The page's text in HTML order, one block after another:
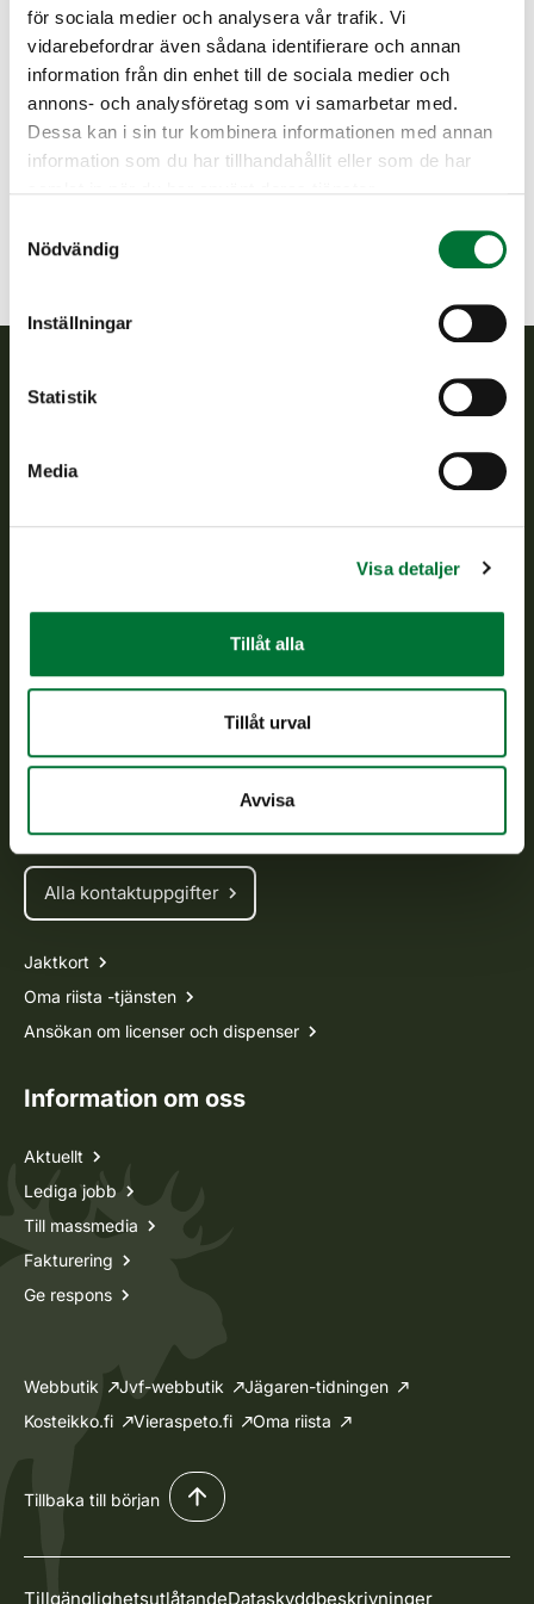
för sociala medier och analysera vår trafik. Vi
vidarebefordrar även sådana identifierare och annan
information från din enhet till de sociala medier och
annons- och analysföretag som vi samarbetar med.
Dessa kan i sin tur kombinera informationen med annan
information som du har tillhandahållit eller som de har
Nödvändig
Inställningar
Statistik
Media
Visa detaljer
Tillåt alla
Tillåt urval
Avvisa
Björneborgs jaktvårdsförening
Satakunda
041 465 6835
pori@rhy.riista.fi
Toiminnanohjaaja Mikko Jokinen
Finlands viltcentral
Finlands viltcentral främjar en hållbar vilthushållning, stöder
jaktvårdsföreningarnas verksamhet, ser till att viltpolitiken
asiakaspalvelu@riista.fi
Alla kontaktuppgifter
Jaktkort
Oma riista -tjänsten
Ansökan om licenser och dispenser
Information om oss
Aktuellt
Lediga jobb
Till massmedia
Fakturering
Ge respons
Webbutik Jvf-webbutik
Jägaren-tidningen
Kosteikko.fi
Vieraspeto.fi Oma riista
Tillbaka till början
TillgänglighetsutlåtandeDataskyddbeskrivninger